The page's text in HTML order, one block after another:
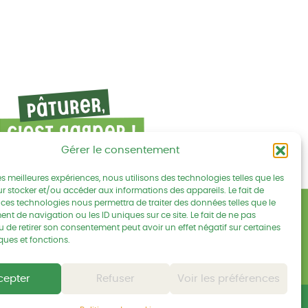
Gérer le consentement
meilleures expériences, nous utilisons des technologies telles que les
stocker et/ou accéder aux informations des appareils. Le fait de
technologies nous permettra de traiter des données telles que le
de navigation ou les ID uniques sur ce site. Le fait de ne pas
de retirer son consentement peut avoir un effet négatif sur certaines
et fonctions.
Refuser Voir les préférences
sur Linkedin
nous sur Youtube
Mentions légales
Politique de confidentialités